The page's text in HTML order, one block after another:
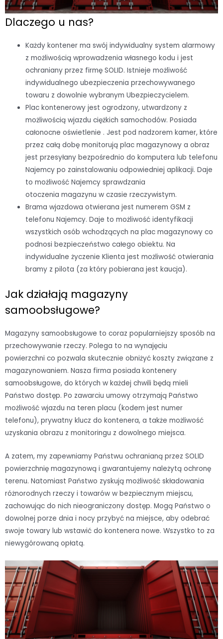
Dlaczego u nas?
Każdy kontener ma swój indywidualny system alarmowy
z możliwością wprowadzenia własnego kodu i jest
ochraniany przez firmę SOLID. Istnieje możliwość
indywidualnego ubezpieczenia przechowywanego
towaru z dowolnie wybranym Ubezpieczycielem.
Plac kontenerowy jest ogrodzony, utwardzony z
możliwością wjazdu ciężkich samochodów. Posiada
całonocne oświetlenie . Jest pod nadzorem kamer, które
przez całą dobę monitorują plac magazynowy a obraz
jest przesyłany bezpośrednio do komputera lub telefonu
Najemcy po zainstalowaniu odpowiedniej aplikacji. Daje
to możliwość Najemcy sprawdzania
otoczenia magazynu w czasie rzeczywistym.
Brama wjazdowa otwierana jest numerem GSM z
telefonu Najemcy. Daje to możliwość identyfikacji
wszystkich osób wchodzących na plac magazynowy co
podnosi bezpieczeństwo całego obiektu. Na
indywidualne życzenie Klienta jest możliwość otwierania
bramy z pilota (za który pobierana jest kaucja).
Jak działają magazyny
samoobsługowe?
Magazyny samoobsługowe to coraz popularniejszy sposób na
przechowywanie rzeczy. Polega to na wynajęciu
powierzchni co pozwala skutecznie obniżyć koszty związane z
magazynowaniem. Nasza firma posiada kontenery
samoobsługowe, do których w każdej chwili będą mieli
Państwo dostęp. Po zawarciu umowy otrzymają Państwo
możliwość wjazdu na teren placu (kodem jest numer
telefonu), prywatny klucz do kontenera, a także możliwość
uzyskania obrazu z monitoringu z dowolnego miejsca.
A zatem, my zapewniamy Państwu ochranianą przez SOLID
powierzchnię magazynową i gwarantujemy należytą ochronę
terenu. Natomiast Państwo zyskują możliwość składowania
różnorodnych rzeczy i towarów w bezpiecznym miejscu,
zachowując do nich nieograniczony dostęp. Mogą Państwo o
dowolnej porze dnia i nocy przybyć na miejsce, aby odebrać
swoje towary lub wstawić do kontenera nowe. Wszystko to za
niewygórowaną opłatą.